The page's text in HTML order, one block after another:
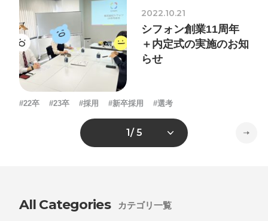
2022.10.21
シフォン創業11周年
＋内定式の実施のお知
らせ
#22卒 #23卒 #採用 #新卒採用 #選考
1/ 5
All Categories カテゴリ一覧